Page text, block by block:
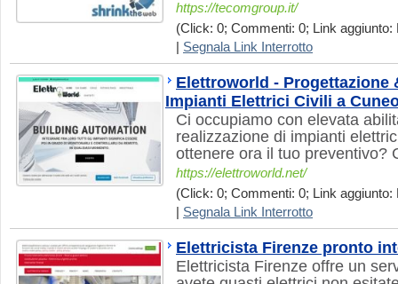
https://tecomgroup.it/
(Click: 0; Commenti: 0; Link aggiunto:
Segnala Link Interrotto
Elettroworld - Progettazione
Impianti Elettrici Civili a
Ci occupiamo con elevata
realizzazione di impianti
ottenere ora il tuo preventivo?
https://elettroworld.net/
(Click: 0; Commenti: 0; Link aggiunto:
Segnala Link Interrotto
Elettricista Firenze pronto
Elettricista Firenze offre un